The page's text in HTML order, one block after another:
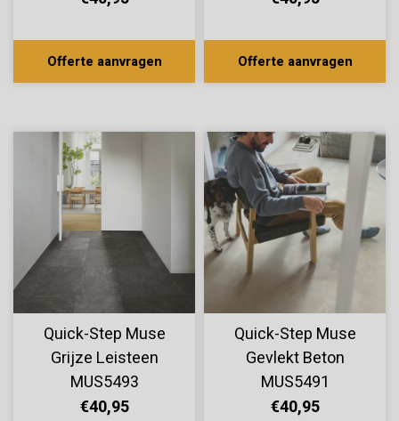
Offerte aanvragen Offerte aanvragen
Quick-Step Muse
Grijze Leisteen
MUS5493
€40,95
Quick-Step Muse
Gevlekt Beton
MUS5491
€40,95